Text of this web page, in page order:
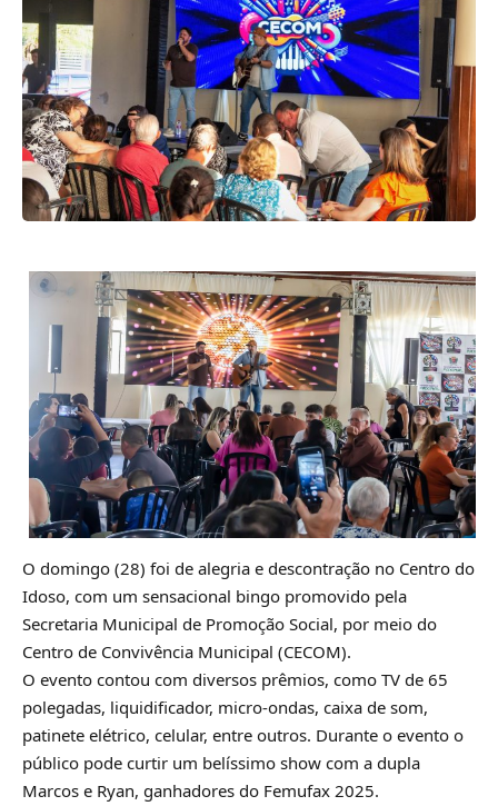
O domingo (28) foi de alegria e descontração no Centro do
Idoso, com um sensacional bingo promovido pela
Secretaria Municipal de Promoção Social, por meio do
Centro de Convivência Municipal (CECOM).
O evento contou com diversos prêmios, como TV de 65
polegadas, liquidificador, micro-ondas, caixa de som,
patinete elétrico, celular, entre outros. Durante o evento o
público pode curtir um belíssimo show com a dupla
Marcos e Ryan, ganhadores do Femufax 2025.